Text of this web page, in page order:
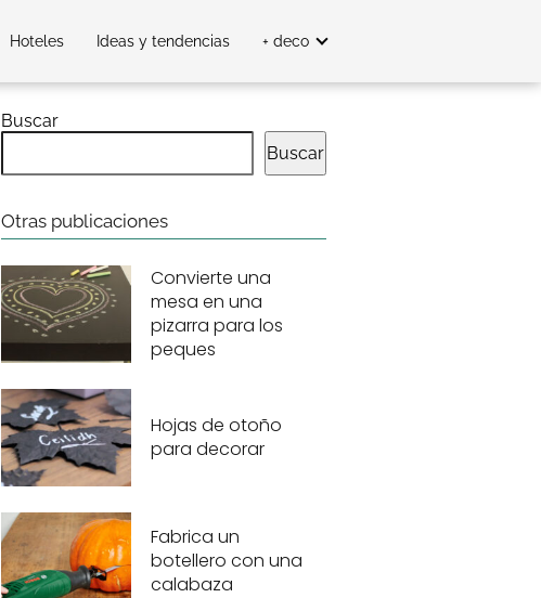
Hoteles Ideas y tendencias + deco
Buscar
Buscar
Otras publicaciones
Convierte una
mesa en una
pizarra para los
peques
Hojas de otoño
para decorar
Fabrica un
botellero con una
calabaza